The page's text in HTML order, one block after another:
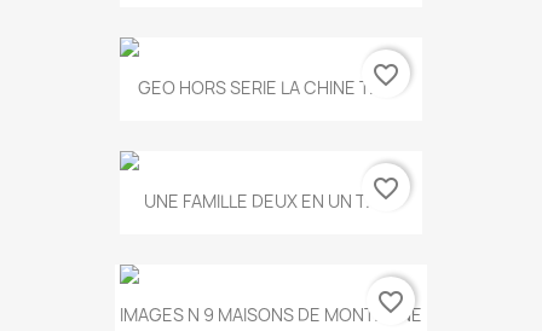
GEO HORS SERIE LA CHINE T.497
favorite_border
UNE FAMILLE DEUX EN UN T.675
favorite_border
IMAGES N 9 MAISONS DE MONTAGNE
favorite_border